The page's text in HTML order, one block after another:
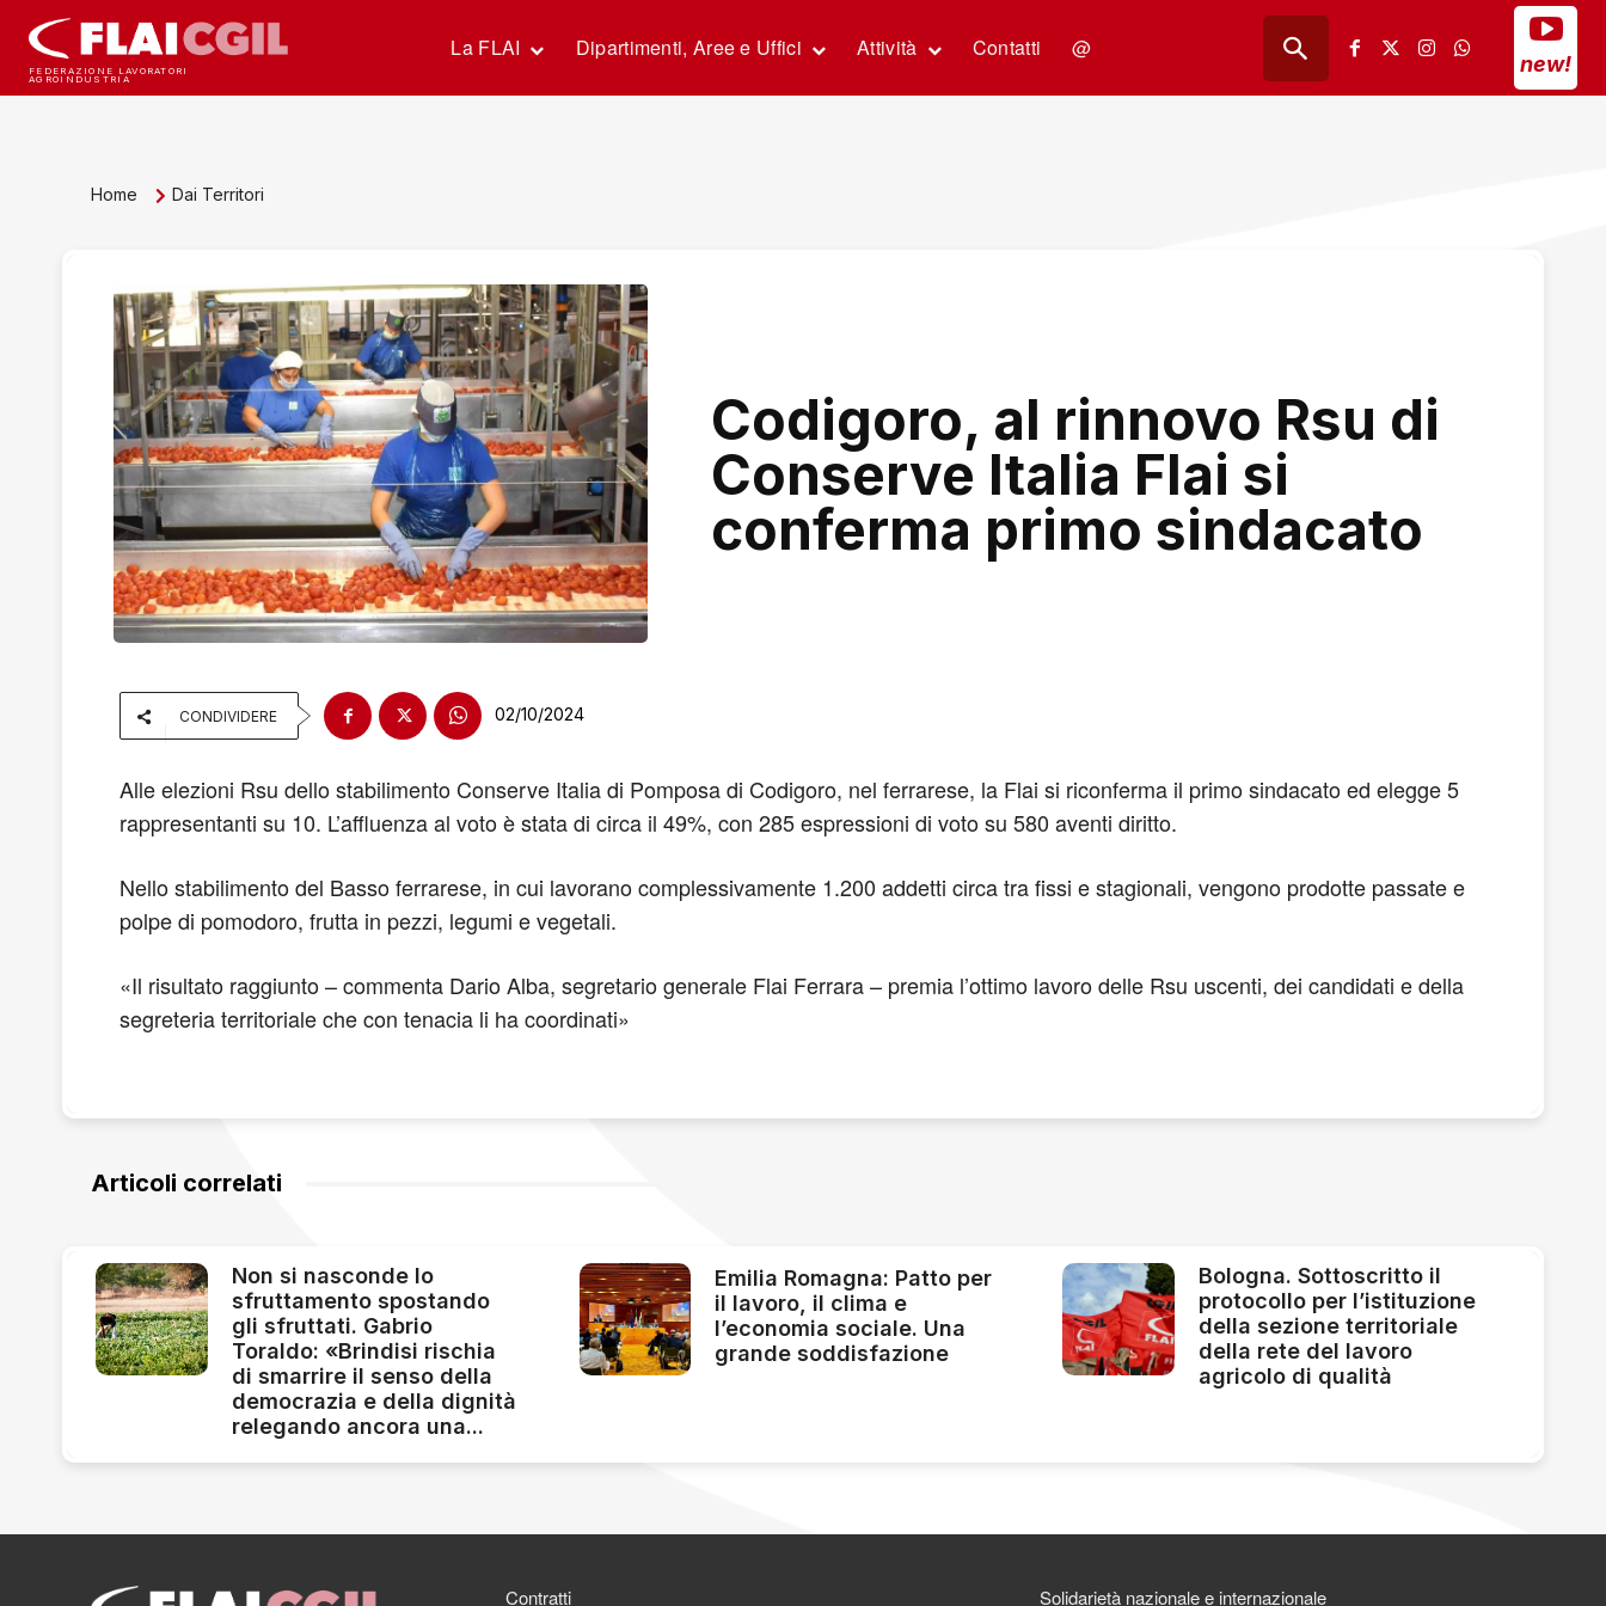
FEDERAZIONE LAVORATORI
AGROINDUSTRIA
La FLAI Dipartimenti, Aree e Uffici Attività Contatti @
new!
Home Dai Territori
Codigoro, al rinnovo Rsu di
Conserve Italia Flai si
conferma primo sindacato
CONDIVIDERE 02/10/2024
Alle elezioni Rsu dello stabilimento Conserve Italia di Pomposa di Codigoro, nel ferrarese, la Flai si riconferma il primo sindacato ed elegge 5
rappresentanti su 10. L’affluenza al voto è stata di circa il 49%, con 285 espressioni di voto su 580 aventi diritto.
Nello stabilimento del Basso ferrarese, in cui lavorano complessivamente 1.200 addetti circa tra fissi e stagionali, vengono prodotte passate e
polpe di pomodoro, frutta in pezzi, legumi e vegetali.
«Il risultato raggiunto – commenta Dario Alba, segretario generale Flai Ferrara – premia l’ottimo lavoro delle Rsu uscenti, dei candidati e della
segreteria territoriale che con tenacia li ha coordinati»
Articoli correlati
Non si nasconde lo
sfruttamento spostando
gli sfruttati. Gabrio
Toraldo: «Brindisi rischia
di smarrire il senso della
democrazia e della dignità
relegando ancora una...
Emilia Romagna: Patto per
il lavoro, il clima e
l’economia sociale. Una
grande soddisfazione
Bologna. Sottoscritto il
protocollo per l’istituzione
della sezione territoriale
della rete del lavoro
agricolo di qualità
Contratti Solidarietà nazionale e internazionale